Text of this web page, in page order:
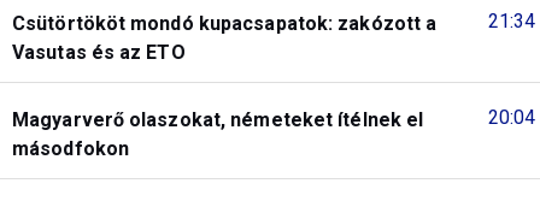
21:34
Csütörtököt mondó kupacsapatok: zakózott a
Vasutas és az ETO
20:04
Magyarverő olaszokat, németeket ítélnek el
másodfokon